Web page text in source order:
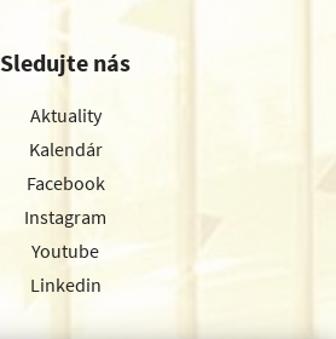
Sledujte nás
Aktuality
Kalendár
Facebook
Instagram
Youtube
Linkedin